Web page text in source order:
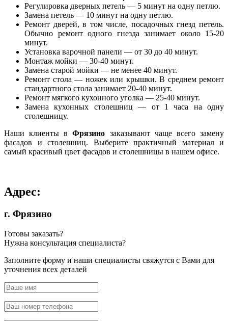
Регулировка дверных петель — 5 минут на одну петлю.
Замена петель — 10 минут на одну петлю.
Ремонт дверей, в том числе, посадочных гнезд петель.
Обычно ремонт одного гнезда занимает около 15-20
минут.
Установка варочной панели — от 30 до 40 минут.
Монтаж мойки — 30-40 минут.
Замена старой мойки — не менее 40 минут.
Ремонт стола — ножек или крышки. В среднем ремонт
стандартного стола занимает 20-40 минут.
Ремонт мягкого кухонного уголка — 25-40 минут.
Замена кухонных столешниц — от 1 часа на одну
столешницу.
Наши клиенты вФрязино заказывают чаще всего замену
фасадов и столешниц. Выберите практичный материал и
самый красивый цвет фасадов и столешницы в нашем офисе.
Адрес:
г. Фрязино
Готовы заказать?
Нужна консультация специалиста?
Заполните форму и наши специалисты свяжутся с Вами для
уточнения всех деталей